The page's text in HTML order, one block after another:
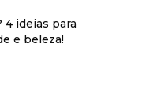
4 ideias para
e beleza!